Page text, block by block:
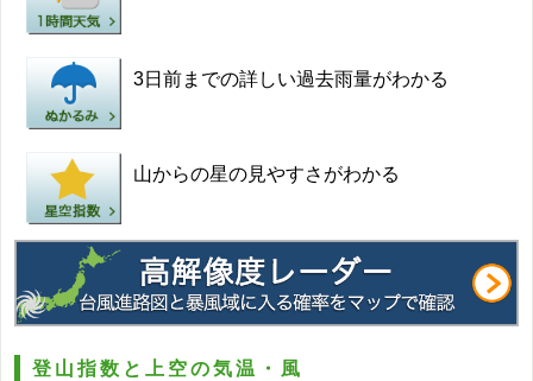
3日前までの詳しい過去雨量がわかる
山からの星の見やすさがわかる
登山指数と上空の気温・風